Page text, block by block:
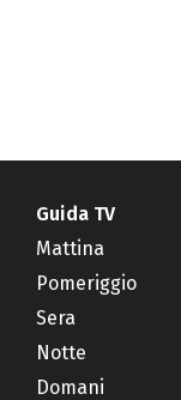
Guida TV
Mattina
Pomeriggio
Sera
Notte
Domani